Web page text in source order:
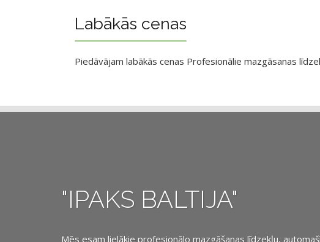
Labākās cenas
Piedāvājam labākās cenas Profesionālie mazgāsanas
"IPAKS BALTIJA"
Mēs esam lielākie profesionālo mazgāšanas līdzekļu,